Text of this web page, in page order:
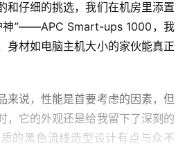
和仔细的挑选，我们在机房里添置
神”——APC Smart-ups 1000，我
身材如电脑主机大小的家伙能真正
来说，性能是首要考虑的因素，但
，它的外观还是给我留下了深刻的
的黑色流线造型设计有点与众不